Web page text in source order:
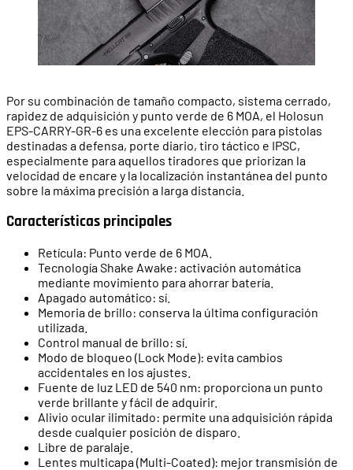
Por su combinación de tamaño compacto, sistema cerrado,
rapidez de adquisición y punto verde de 6 MOA, el Holosun
EPS-CARRY-GR-6 es una excelente elección para pistolas
destinadas a defensa, porte diario, tiro táctico e IPSC,
especialmente para aquellos tiradores que priorizan la
velocidad de encare y la localización instantánea del punto
sobre la máxima precisión a larga distancia.
Características principales
Retícula: Punto verde de 6 MOA.
Tecnología Shake Awake: activación automática
mediante movimiento para ahorrar batería.
Apagado automático: sí.
Memoria de brillo: conserva la última configuración
utilizada.
Control manual de brillo: sí.
Modo de bloqueo (Lock Mode): evita cambios
accidentales en los ajustes.
Fuente de luz LED de 540 nm: proporciona un punto
verde brillante y fácil de adquirir.
Alivio ocular ilimitado: permite una adquisición rápida
desde cualquier posición de disparo.
Libre de paralaje.
Lentes multicapa (Multi-Coated): mejor transmisión de